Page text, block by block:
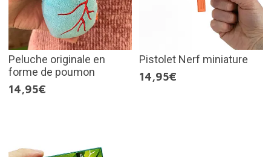
Peluche originale en
forme de poumon
14,95€
Pistolet Nerf miniature
14,95€